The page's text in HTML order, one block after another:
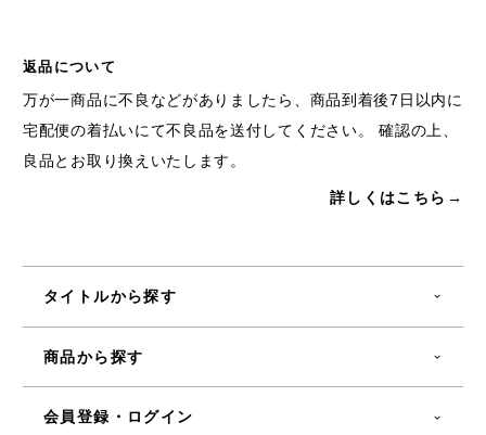
返品について
万が一商品に不良などがありましたら、商品到着後7日以内に
宅配便の着払いにて不良品を送付してください。 確認の上、
良品とお取り換えいたします。
詳しくはこちら→
タイトルから探す
商品から探す
会員登録・ログイン